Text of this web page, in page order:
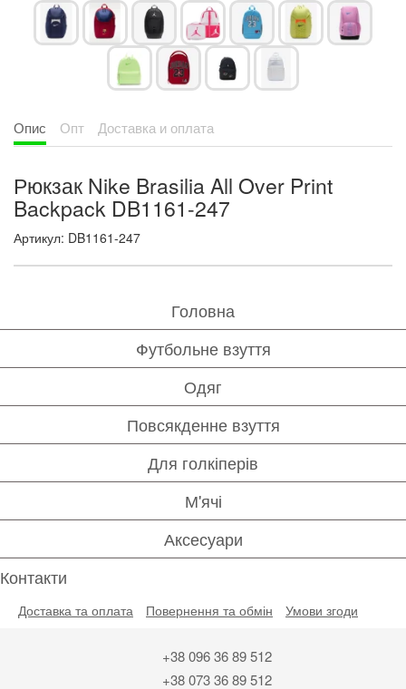
Опис Опт Доставка и оплата
Рюкзак Nike Brasilia All Over Print
Backpack DB1161-247
Артикул: DB1161-247
Головна
Футбольне взуття
Одяг
Повсякденне взуття
Для голкіперів
М'ячі
Аксесуари
Контакти
Доставка та оплата Повернення та обмін Умови згоди
+38 096 36 89 512
+38 073 36 89 512